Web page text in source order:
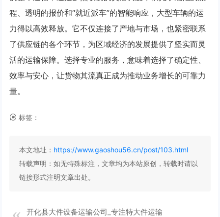
程、透明的报价和“就近派车”的智能响应，大型车辆的运
力得以高效释放。它不仅连接了产地与市场，也紧密联系
了供应链的各个环节，为区域经济的发展提供了坚实而灵
活的运输保障。选择专业的服务，意味着选择了确定性、
效率与安心，让货物其流真正成为推动业务增长的可靠力
量。
标签：
本文地址： https://www.gaoshou56.cn/post/103.html
转载声明：如无特殊标注，文章均为本站原创，转载时请以
链接形式注明文章出处。
开化县大件设备运输公司_专注特大件运输